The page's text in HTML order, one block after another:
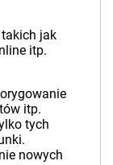
takich jak
itp.
itp.
tych
nowych